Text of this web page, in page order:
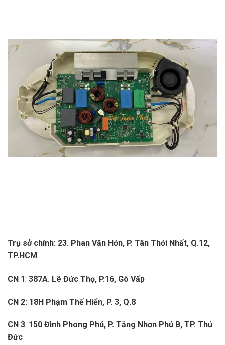
Trụ sở chính: 23. Phan Văn Hớn, P. Tân Thới Nhất, Q.12,
TP.HCM
CN 1: 387A. Lê Đức Thọ, P.16, Gò Vấp
CN 2: 18H Phạm Thế Hiển, P. 3, Q.8
CN 3: 150 Đình Phong Phú, P. Tăng Nhơn Phú B, TP. Thủ
Đức